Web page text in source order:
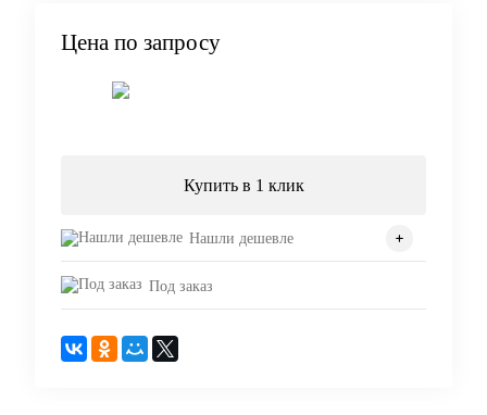
Цена по запросу
Купить в 1 клик
Нашли дешевле
Под заказ